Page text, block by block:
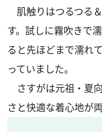
肌触りはつるつる
す。試しに霧吹きで
ると先ほどまで濡れ
っていました。
さすがは元祖・夏
さと快適な着心地が